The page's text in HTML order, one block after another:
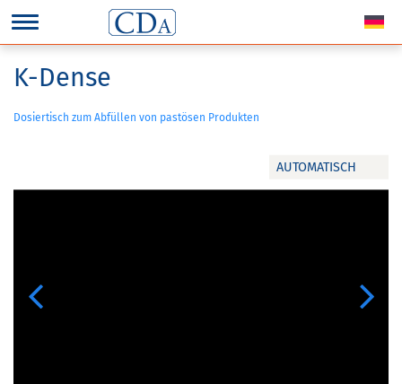
AUTOMATISCH
Previous Next
K-Dense
Dosiertisch zum Abfüllen von pastösen Produkten